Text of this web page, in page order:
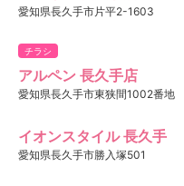
愛知県長久手市片平2-1603
チラシ
アルペン 長久手店
愛知県長久手市東狭間1002番地
イオンスタイル 長久手
愛知県長久手市勝入塚501